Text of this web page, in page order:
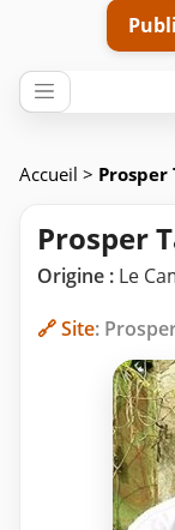
Accueil > Prosper
Prosper
Origine : Le
🔗 Site: